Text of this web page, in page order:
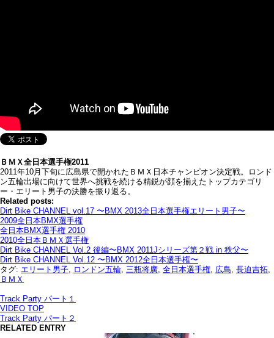
ＢＭＸ全日本選手権2011
2011年10月下旬に広島県で開かれたＢＭＸ日本チャンピオン決定戦。ロンド
ン五輪出場に向けて世界へ挑戦を続ける精鋭が顔を揃えたトップカテゴリ
ー・エリート男子の決勝を振り返る。
Related posts:
Dirt Bike CHANNEL vol.17 〜BMX 2013全日本選手権エリート男子〜
2009全日本BMX選手権
全日本BMX選手権 2010
2010全日本ＢＭＸ選手権
Dirt Bike CHANNEL Vol.2 後編〜BMX 2011Jシリーズ第２戦 in 秩父〜
Dirt Bike CHANNEL Vol.12 〜BMX 2012全日本選手権〜
タグ: エリート男子, ロンドン五輪, 三瓶将廣, 全日本選手権, 広島, 長迫吉拓,
ＢＭＸ
Track Party パート１
VIDEO TOP
Track Party パート２
RELATED ENTRY